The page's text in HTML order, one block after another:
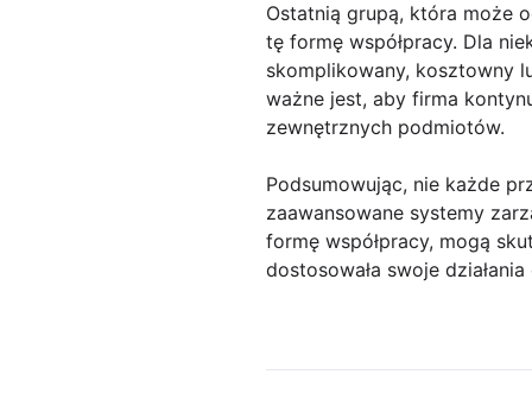
Ostatnią grupą, która może
tę formę współpracy. Dla
skomplikowany, kosztowny
ważne jest, aby firma
zewnętrznych podmiotów.
Podsumowując, nie każde
zaawansowane systemy
formę współpracy, mogą
dostosowała swoje